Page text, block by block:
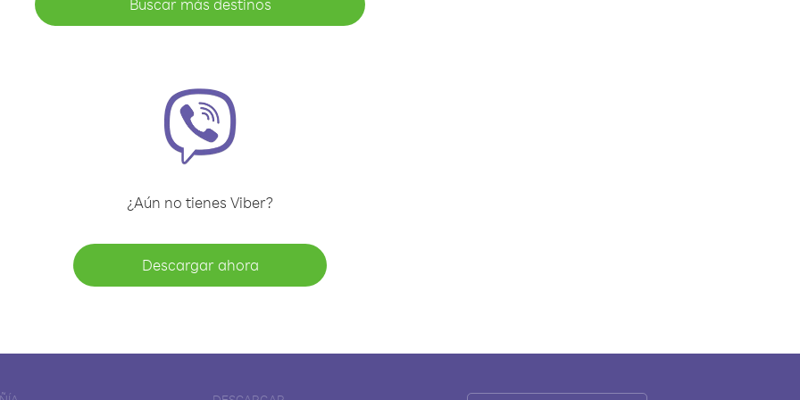
Buscar más destinos
¿Aún no tienes Viber?
Descargar ahora